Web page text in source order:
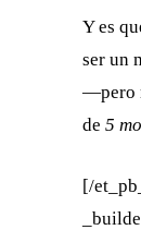
Y es
ser un
—pero
de 5
[/